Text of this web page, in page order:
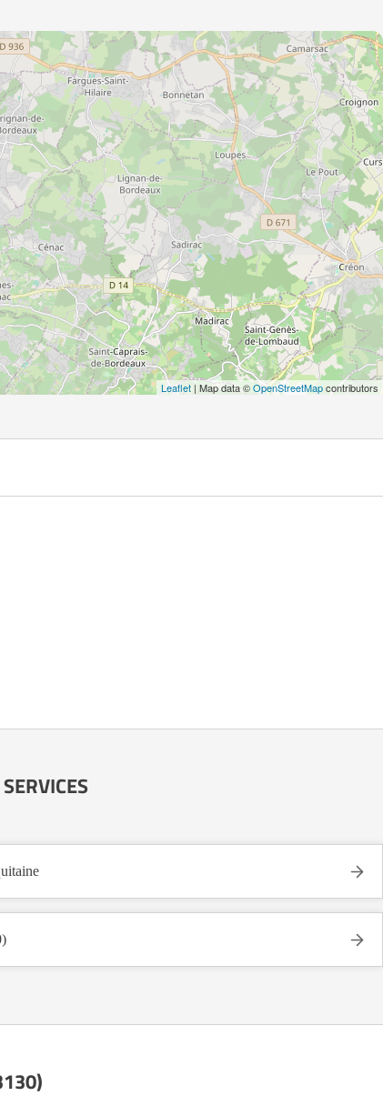
Leaflet | Map data ©OpenStreetMapcontributors